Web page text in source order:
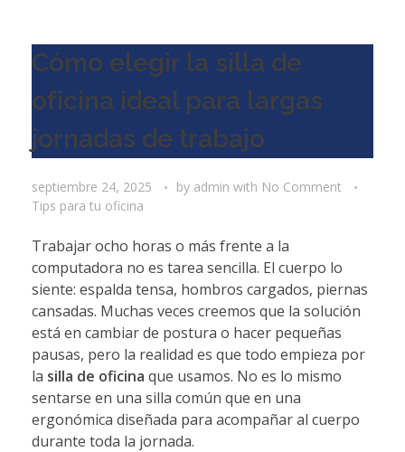
Cómo elegir la silla de
oficina ideal para largas
jornadas de trabajo
septiembre 24, 2025 by admin with No Comment
Tips para tu oficina
Trabajar ocho horas o más frente a la
computadora no es tarea sencilla. El cuerpo lo
siente: espalda tensa, hombros cargados, piernas
cansadas. Muchas veces creemos que la solución
está en cambiar de postura o hacer pequeñas
pausas, pero la realidad es que todo empieza por
la silla de oficina que usamos. No es lo mismo
sentarse en una silla común que en una
ergonómica diseñada para acompañar al cuerpo
durante toda la jornada.